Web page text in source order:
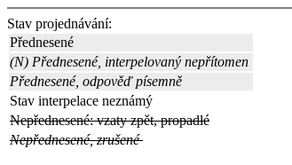
Stav projednávání:
Přednesené
(N) Přednesené, interpelovaný nepřítomen
Přednesené, odpověď písemně
Stav interpelace neznámý
Nepřednesené: vzaty zpět, propadlé
Nepřednesené, zrušené